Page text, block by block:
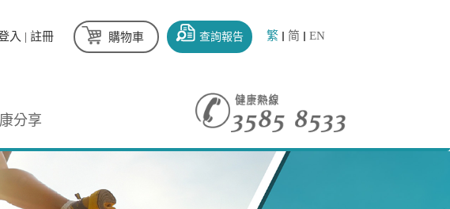
繁 简 EN
查詢報告
購物車
入 | 註冊
分享